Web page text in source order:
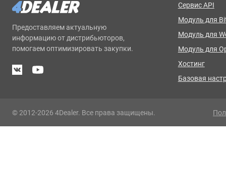
Предоставляем актуальную
информацию от дистрибьюторов,
помогаем оптимизировать закупки.
Сервис API
Модуль для
Модуль для
Модуль для
Хостинг
Базовая
© 2012-2026 4Dealer. Все права защищены.